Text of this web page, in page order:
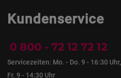
Kundenservice
0 800 - 72 12 72 12
Servicezeiten: Mo. - Do. 9 - 16:30 Uhr,
Fr. 9 - 14:30 Uhr